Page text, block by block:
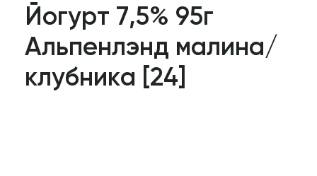
Йогурт 7,5% 95г
Альпенлэнд малина/
клубника [24]